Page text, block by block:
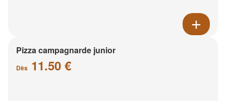
Pizza campagnarde junior
Dès 11.50 €